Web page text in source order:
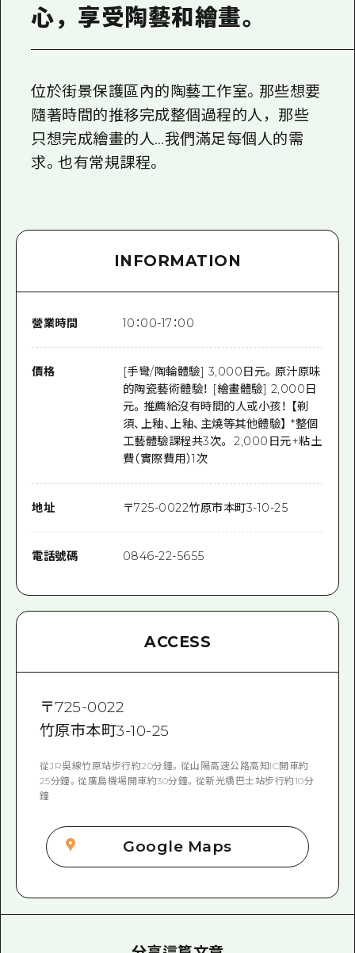
照片下載
心，享受陶藝和繪畫。
位於街景保護區內的陶藝工作室。那些想要
隨著時間的推移完成整個過程的人，那些
只想完成繪畫的人…我們滿足每個人的需
求。也有常規課程。
INFORMATION
營業時間 10：00-17：00
價格
[手彎/陶輪體驗] 3,000日元。原汁原味
的陶瓷藝術體驗！ [繪畫體驗] 2,000日
元。推薦給沒有時間的人或小孩！ 【剃
須、上釉、上釉、主燒等其他體驗】 *整個
工藝體驗課程共3次。 2,000日元+粘土
費（實際費用）1次
地址 〒725-0022竹原市本町3-10-25
電話號碼 0846-22-5655
ACCESS
〒725-0022
竹原市本町3-10-25
從JR吳線竹原站步行約20分鐘。從山陽高速公路高知IC開車約
25分鐘。從廣島機場開車約30分鐘。從新光橋巴士站步行約10分
鐘
Google Maps